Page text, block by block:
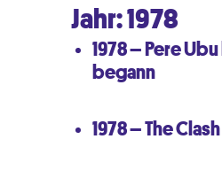
Jahr:1978
1978 – Pere
begann
1978 – The